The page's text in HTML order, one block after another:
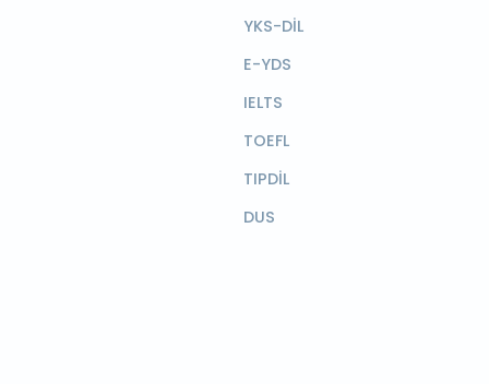
YKS-DİL
E-YDS
IELTS
TOEFL
TIPDİL
DUS